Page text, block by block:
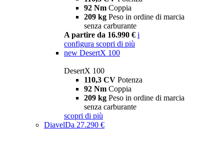
92 Nm Coppia
209 kg Peso in ordine di marcia
senza carburante
A partire da 16.990 € i
configura scopri di più
new DesertX 100
DesertX 100
110,3 CV Potenza
92 Nm Coppia
209 kg Peso in ordine di marcia
senza carburante
scopri di più
DiavelDa 27.290 €